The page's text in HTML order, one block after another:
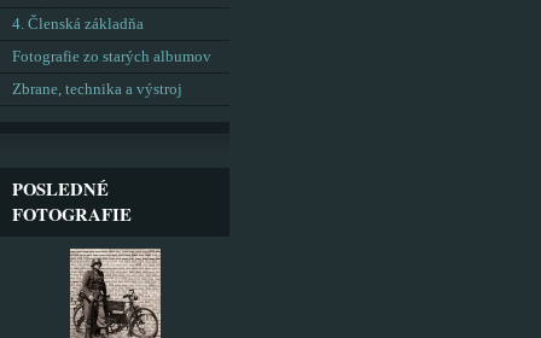
4. Členská základňa
Fotografie zo starých albumov
Zbrane, technika a výstroj
POSLEDNÉ
FOTOGRAFIE